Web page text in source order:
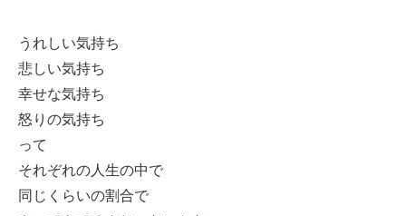
うれしい気持ち
悲しい気持ち
幸せな気持ち
怒りの気持ち
って
それぞれの人生の中で
同じくらいの割合で